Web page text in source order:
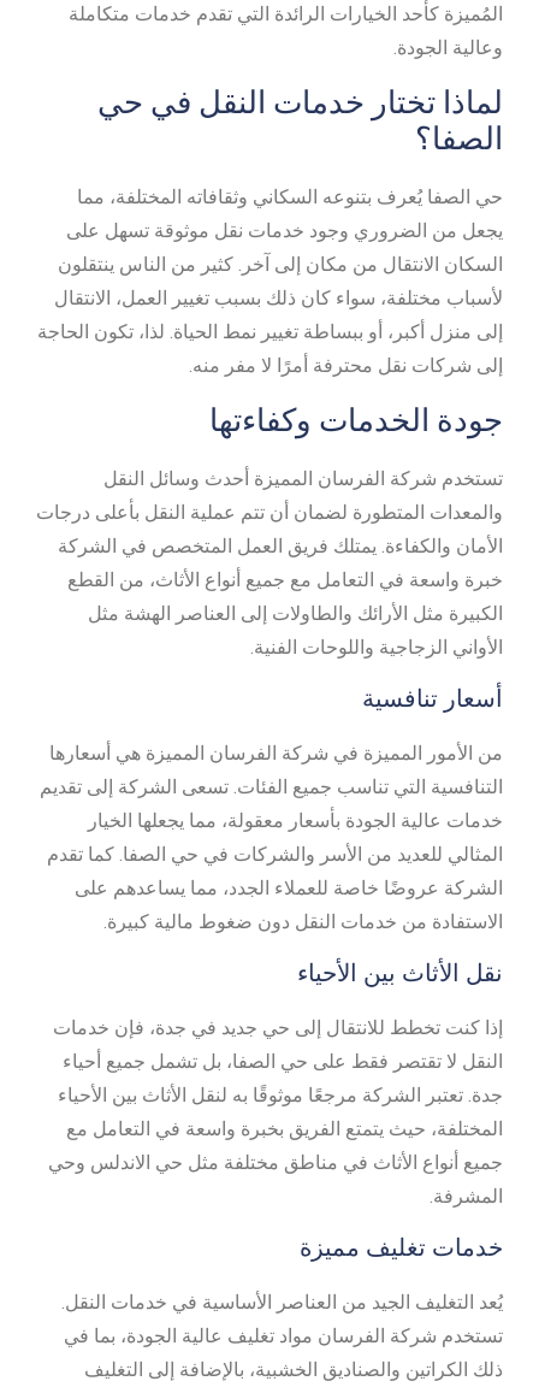
المُميزة كأحد الخيارات الرائدة التي تقدم خدمات متكاملة
وعالية الجودة.
لماذا تختار خدمات النقل في حي
الصفا؟
حي الصفا يُعرف بتنوعه السكاني وثقافاته المختلفة، مما
يجعل من الضروري وجود خدمات نقل موثوقة تسهل على
السكان الانتقال من مكان إلى آخر. كثير من الناس ينتقلون
لأسباب مختلفة، سواء كان ذلك بسبب تغيير العمل، الانتقال
إلى منزل أكبر، أو ببساطة تغيير نمط الحياة. لذا، تكون الحاجة
إلى شركات نقل محترفة أمرًا لا مفر منه.
جودة الخدمات وكفاءتها
تستخدم شركة الفرسان المميزة أحدث وسائل النقل
والمعدات المتطورة لضمان أن تتم عملية النقل بأعلى درجات
الأمان والكفاءة. يمتلك فريق العمل المتخصص في الشركة
خبرة واسعة في التعامل مع جميع أنواع الأثاث، من القطع
الكبيرة مثل الأرائك والطاولات إلى العناصر الهشة مثل
الأواني الزجاجية واللوحات الفنية.
أسعار تنافسية
من الأمور المميزة في شركة الفرسان المميزة هي أسعارها
التنافسية التي تناسب جميع الفئات. تسعى الشركة إلى تقديم
خدمات عالية الجودة بأسعار معقولة، مما يجعلها الخيار
المثالي للعديد من الأسر والشركات في حي الصفا. كما تقدم
الشركة عروضًا خاصة للعملاء الجدد، مما يساعدهم على
الاستفادة من خدمات النقل دون ضغوط مالية كبيرة.
نقل الأثاث بين الأحياء
إذا كنت تخطط للانتقال إلى حي جديد في جدة، فإن خدمات
النقل لا تقتصر فقط على حي الصفا، بل تشمل جميع أحياء
جدة. تعتبر الشركة مرجعًا موثوقًا به لنقل الأثاث بين الأحياء
المختلفة، حيث يتمتع الفريق بخبرة واسعة في التعامل مع
جميع أنواع الأثاث في مناطق مختلفة مثل حي الاندلس وحي
المشرفة.
خدمات تغليف مميزة
يُعد التغليف الجيد من العناصر الأساسية في خدمات النقل.
تستخدم شركة الفرسان مواد تغليف عالية الجودة، بما في
ذلك الكراتين والصناديق الخشبية، بالإضافة إلى التغليف